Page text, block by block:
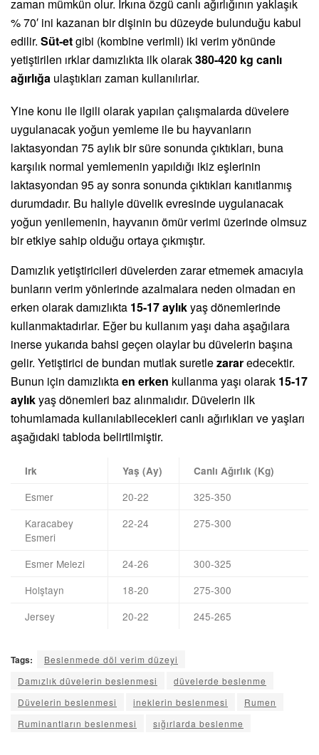
zaman mümkün olur. Irkına özgü canlı ağırlığının yaklaşık
% 70′ ini kazanan bir dişinin bu düzeyde bulunduğu kabul
edilir. Süt-etgibi (kombine verimli) iki verim yönünde
yetiştirilen ırklar damızlıkta ilk olarak380-420 kg canlı
ağırlığa ulaştıkları zaman kullanılırlar.
Yine konu ile ilgili olarak yapılan çalışmalarda düvelere
uygulanacak yoğun yemleme ile bu hayvanların
laktasyondan 75 aylık bir süre sonunda çıktıkları, buna
karşılık normal yemlemenin yapıldığı ikiz eşlerinin
laktasyondan 95 ay sonra sonunda çıktıkları kanıtlanmış
durumdadır. Bu haliyle düvelik evresinde uygulanacak
yoğun yenilemenin, hayvanın ömür verimi üzerinde olmsuz
bir etkiye sahip olduğu ortaya çıkmıştır.
Damızlık yetiştiricileri düvelerden zarar etmemek amacıyla
bunların verim yönlerinde azalmalara neden olmadan en
erken olarak damızlıkta 15-17 aylıkyaş dönemlerinde
kullanmaktadırlar. Eğer bu kullanım yaşı daha aşağılara
inerse yukarıda bahsi geçen olaylar bu düvelerin başına
gelir. Yetiştirici de bundan mutlak suretlezararedecektir.
Bunun için damızlıktaen erken kullanma yaşı olarak 15-17
aylıkyaş dönemleri baz alınmalıdır. Düvelerin ilk
tohumlamada kullanılabilecekleri canlı ağırlıkları ve yaşları
aşağıdaki tabloda belirtilmiştir.
Irk Yaş (Ay) Canlı Ağırlık (Kg)
Esmer 20-22
325-350
Karacabey
Esmeri
22-24 275-300
Esmer Melezi 24-26
300-325
Holştayn
18-20
275-300
Jersey
20-22 245-265
Tags:
Beslenmede döl verim düzeyi
Damızlık düvelerin beslenmesi
düvelerde beslenme
Düvelerin beslenmesi
ineklerin beslenmesi
Rumen
Ruminantların beslenmesi
sığırlarda beslenme